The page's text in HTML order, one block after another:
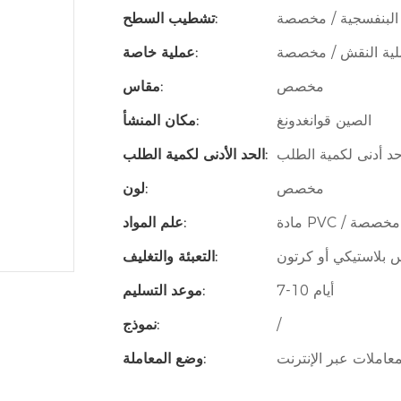
تشطيب السطح:
البنفسجية / مخصصة
عملية خاصة:
النقش / مخصصة
مقاس:
مخصص
مكان المنشأ:
الصين قوانغدونغ
الحد الأدنى لكمية الطلب: أدنى لكمية الطلب
لون:
مخصص
علم المواد:
مادة PVC / مخصصة
التعبئة والتغليف:
بلاستيكي أو كرتون
موعد التسليم:
7-10 أيام
نموذج:
/
وضع المعاملة:
عبر الإنترنت